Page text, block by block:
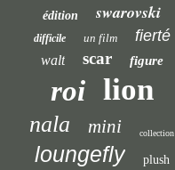
édition swarovski
difficile un film fierté
walt scar figure
roi lion
nala mini collection
loungefly plush